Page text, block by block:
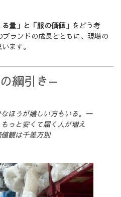
る量」と「服の価値」 をどう考
ランドの成長とともに、現場の
ます。
綱引き—
ほうが嬉しい方もいる。一
っと安くて届く人が増え
観は千差万別